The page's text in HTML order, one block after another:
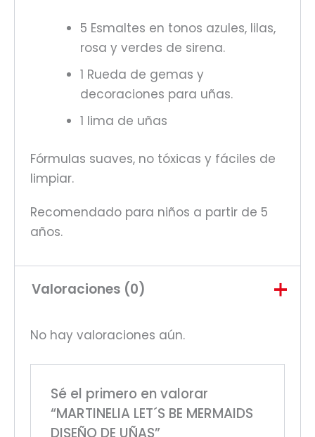
5 Esmaltes en tonos azules, lilas,
rosa y verdes de sirena.
1 Rueda de gemas y
decoraciones para uñas.
1 lima de uñas
Fórmulas suaves, no tóxicas y fáciles de
limpiar.
Recomendado para niños a partir de 5
años.
Valoraciones (0)
No hay valoraciones aún.
Sé el primero en valorar
“MARTINELIA LET´S BE MERMAIDS